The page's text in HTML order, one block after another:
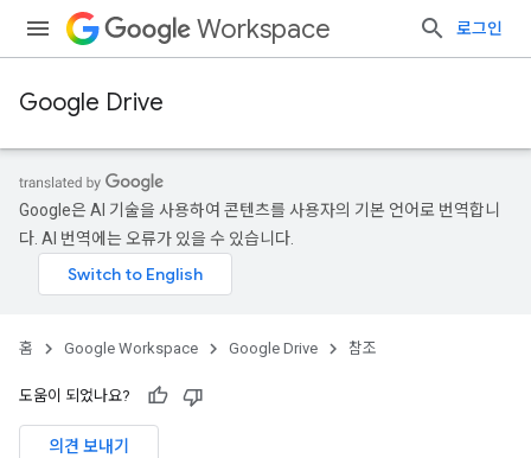
Workspace 로그인
Google Drive
Google은 AI 기술을 사용하여 콘텐츠를 사용자의 기본 언어로 번역합니
다. AI 번역에는 오류가 있을 수 있습니다.
홈 Google Workspace Google Drive 참조
도움이 되었나요?
의견 보내기